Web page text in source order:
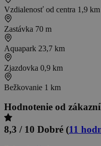
Vzdialenosť od centra 1,9 km
Zastávka 70 m
Aquapark 23,7 km
Zjazdovka 0,9 km
Bežkovanie 1 km
Hodnotenie od
8,3 / 10 Dobré (11